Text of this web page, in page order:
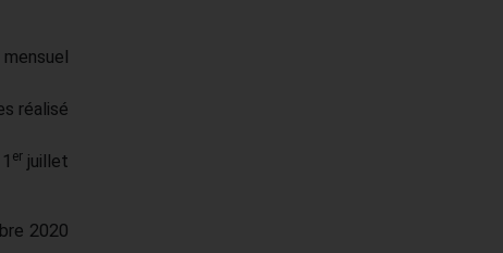
réalisé
er juillet
2020